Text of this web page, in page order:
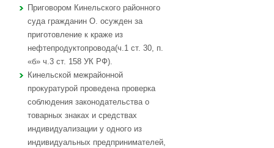
Приговором Кинельского районного
суда гражданин О. осужден за
приготовление к краже из
нефтепродуктопровода(ч.1 ст. 30, п.
«б» ч.3 ст. 158 УК РФ).
Кинельской межрайонной
прокуратурой проведена проверка
соблюдения законодательства о
товарных знаках и средствах
индивидуализации у одного из
индивидуальных предпринимателей,